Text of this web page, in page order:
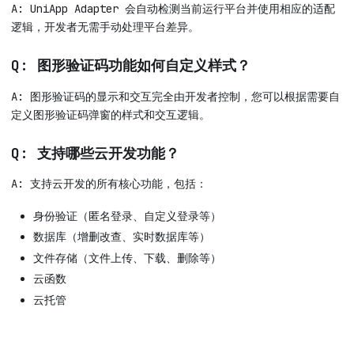
A: UniApp Adapter 会自动检测当前运行平台并使用相应的适配
逻辑，开发者无需手动处理平台差异。
Q: 图形验证码功能如何自定义样式？
A: 图形验证码的显示和交互完全由开发者控制，您可以根据需要自
定义图形验证码弹窗的样式和交互逻辑。
Q: 支持哪些云开发功能？
A: 支持云开发的所有核心功能，包括：
身份验证（匿名登录、自定义登录等）
数据库（增删改查、实时数据库等）
文件存储（文件上传、下载、删除等）
云函数
云托管